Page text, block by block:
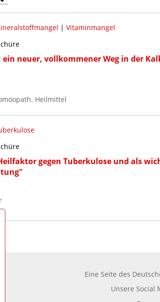
| Vitaminmangel
neuer, vollkommener Weg in der
Heilmittel
gegen Tuberkulose und als
Eine Seite des
Unsere Social